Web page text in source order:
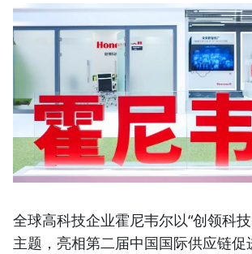
全球高科技企业霍尼韦尔以“创领科
主题，亮相第二届中国国际供应链